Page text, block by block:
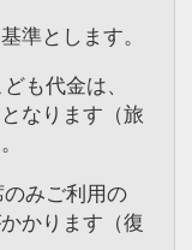
準とします。
も代金は、
なります（旅
みご利用の
かります（復